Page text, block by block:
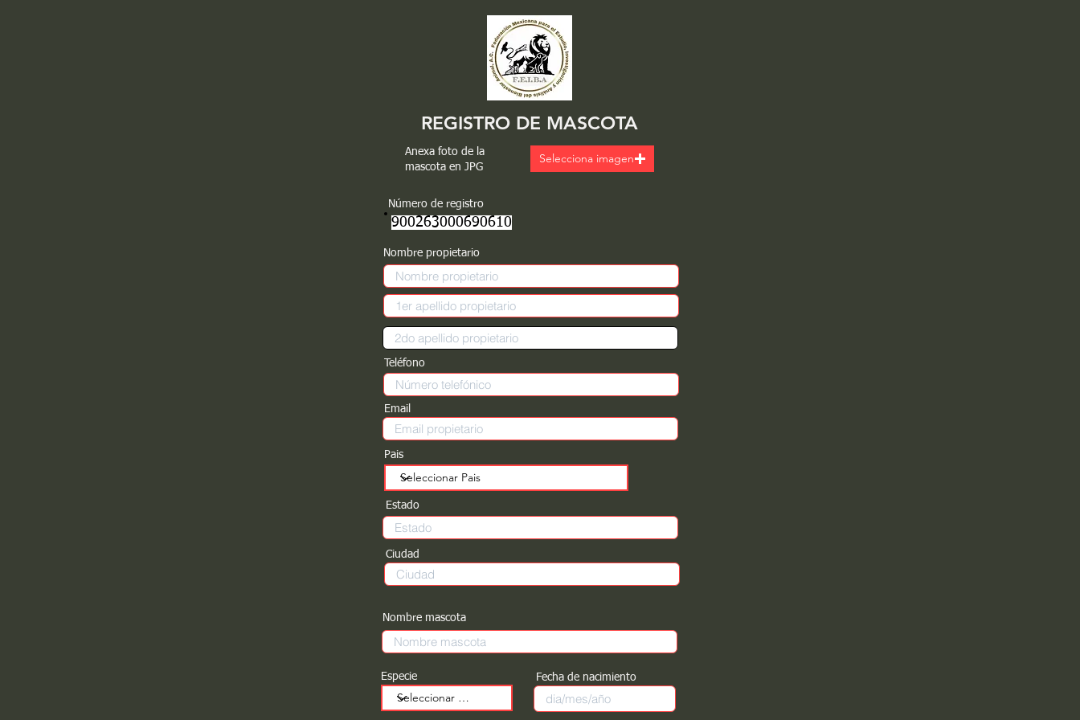
REGISTRO DE MASCOTA
Selecciona imagen
Anexa foto de la
mascota en JPG
Número de registro
900263000690610
Nombre propietario
Teléfono
Email
Pais
Estado
Ciudad
Nombre mascota
Especie Fecha de nacimiento